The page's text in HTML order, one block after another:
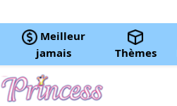
Meilleur
jamais
Thèmes